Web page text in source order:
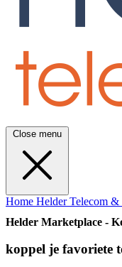
Close menu
Home Helder Telecom
Helder Marketplace -
koppel je favoriete